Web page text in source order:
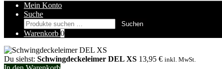
Mein Konto
Suche
Suchen
nach:
Suchen
Warenkorb 0
Du siehst: Schwingdeckeleimer DEL XS 13,95 € inkl. MwSt.